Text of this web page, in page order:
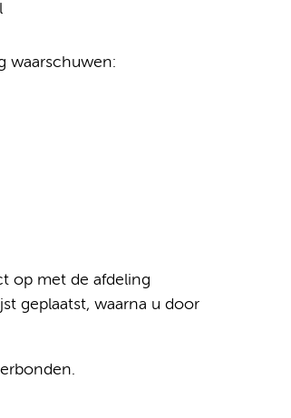
waarschuwen:
op met de afdeling
geplaatst, waarna u door